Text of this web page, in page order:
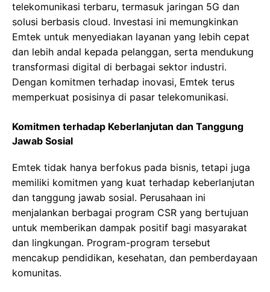
telekomunikasi terbaru, termasuk jaringan 5G dan
solusi berbasis cloud. Investasi ini memungkinkan
Emtek untuk menyediakan layanan yang lebih cepat
dan lebih andal kepada pelanggan, serta mendukung
transformasi digital di berbagai sektor industri.
Dengan komitmen terhadap inovasi, Emtek terus
memperkuat posisinya di pasar telekomunikasi.
Komitmen terhadap Keberlanjutan dan Tanggung
Jawab Sosial
Emtek tidak hanya berfokus pada bisnis, tetapi juga
memiliki komitmen yang kuat terhadap keberlanjutan
dan tanggung jawab sosial. Perusahaan ini
menjalankan berbagai program CSR yang bertujuan
untuk memberikan dampak positif bagi masyarakat
dan lingkungan. Program-program tersebut
mencakup pendidikan, kesehatan, dan pemberdayaan
komunitas.